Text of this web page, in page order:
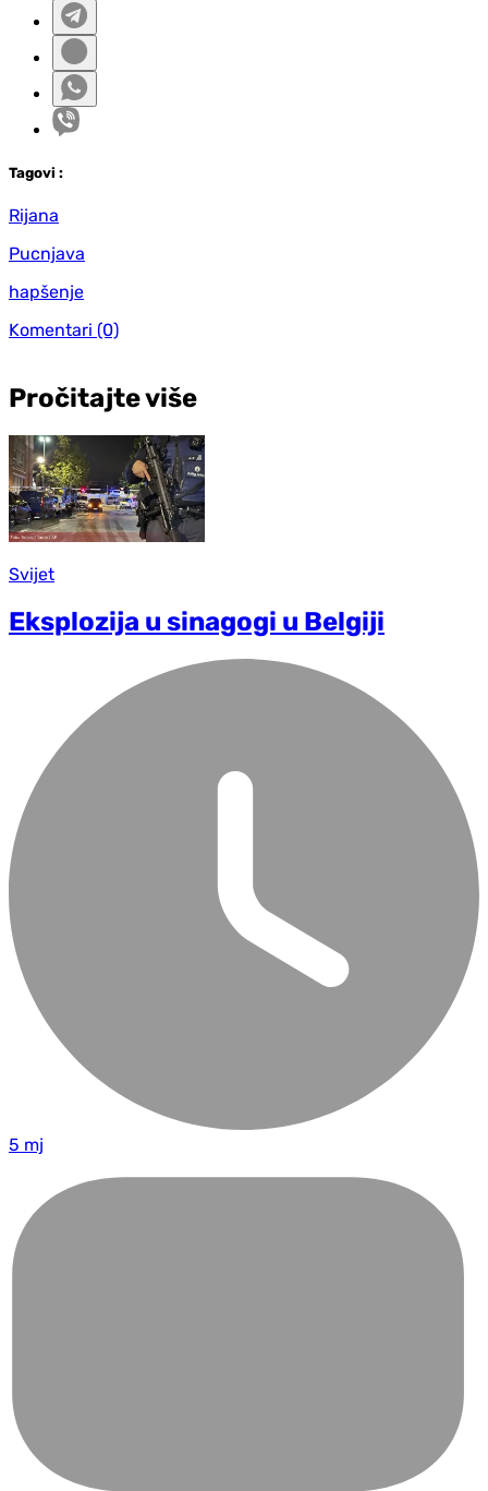
Tagovi :
Rijana
Pucnjava
hapšenje
Komentari (0)
Pročitajte više
Svijet
Eksplozija u sinagogi u Belgiji
5 mj